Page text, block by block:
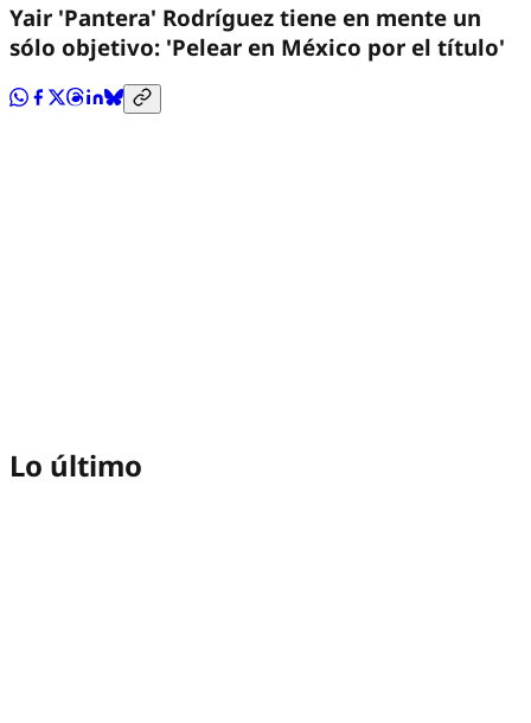
Yair 'Pantera' Rodríguez tiene en mente un
sólo objetivo: 'Pelear en México por el título'
Lo último